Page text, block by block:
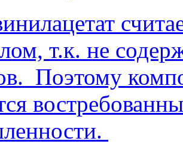
т.к. не
Поэтому